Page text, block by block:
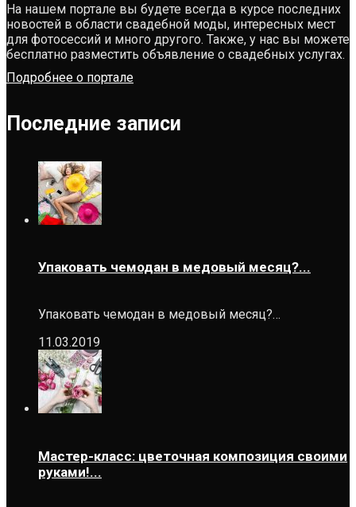
На нашем портале вы будете всегда в курсе последних
новостей в области свадебной моды, интересных мест
для фотосессий и много другого. Также, у нас вы можете
бесплатно разместить объявление о свадебных услугах.
Подробнее о портале
Последние записи
Упаковать чемодан в медовый месяц?...
Упаковать чемодан в медовый месяц?…
11.03.2019
Мастер-класс: цветочная композиция своими
руками!...